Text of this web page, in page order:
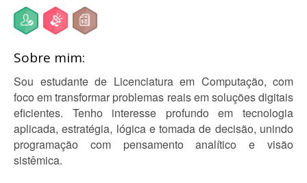
Sobre mim:
Sou estudante de Licenciatura em Computação, com
foco em transformar problemas reais em soluções digitais
eficientes. Tenho interesse profundo em tecnologia
aplicada, estratégia, lógica e tomada de decisão, unindo
programação com pensamento analítico e visão
sistêmica.